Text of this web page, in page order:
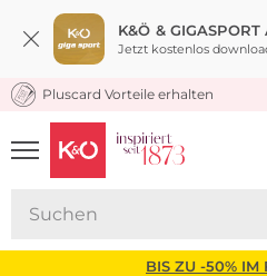
K&Ö & GIGASPORT
Jetzt kostenlos
KOSTENLOSER
Pluscard Vorteile erhalten
UNSERE APP
CLICK &
BIS ZU -50% IM